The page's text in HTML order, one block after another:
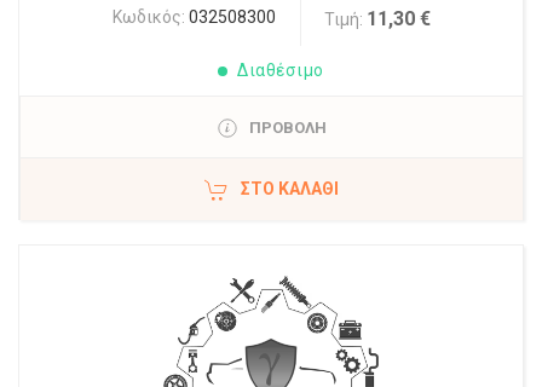
Κωδικός: 032508300 Τιμή: 11,30 €
Διαθέσιμο
ΠΡΟΒΟΛΗ
ΣΤΟ ΚΑΛΆΘΙ